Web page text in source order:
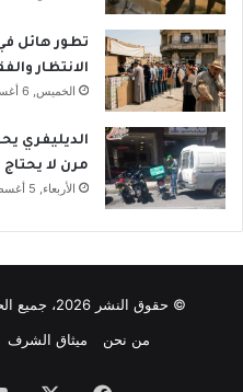
تطور هائل
الانتظار
الخميس, 6 أغسطس 2026, 1:43 م
الديليفري
مرن لا
الأربعاء, 5 أغسطس 2026, 2:18 م
© حقوق النشر 2026، جميع الحقوق محفوظة | سناك سوري
من نحن
ميثاق الشرف